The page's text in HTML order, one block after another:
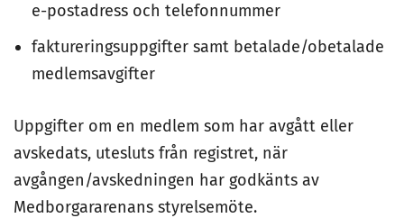
e-postadress och telefonnummer
faktureringsuppgifter samt betalade/obetalade
medlemsavgifter
Uppgifter om en medlem som har avgått eller
avskedats, utesluts från registret, när
avgången/avskedningen har godkänts av
Medborgararenans styrelsemöte.